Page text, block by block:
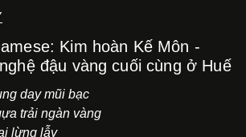
Kim hoàn Kế Môn -
đậu vàng cuối cùng ở Huế
day mũi bạc
trải ngàn vàng
lừng lẫy